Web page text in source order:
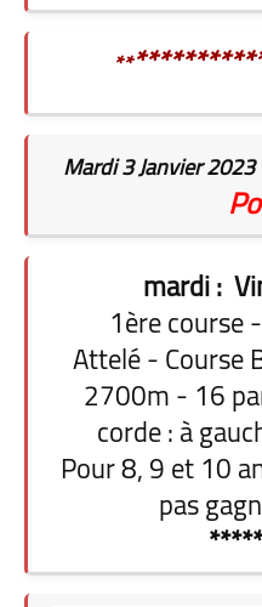
**
Mardi 3 Janvier
mardi :
1ère course
Attelé -
2700m - 16
corde : à
Pour 8, 9 et 10
pas